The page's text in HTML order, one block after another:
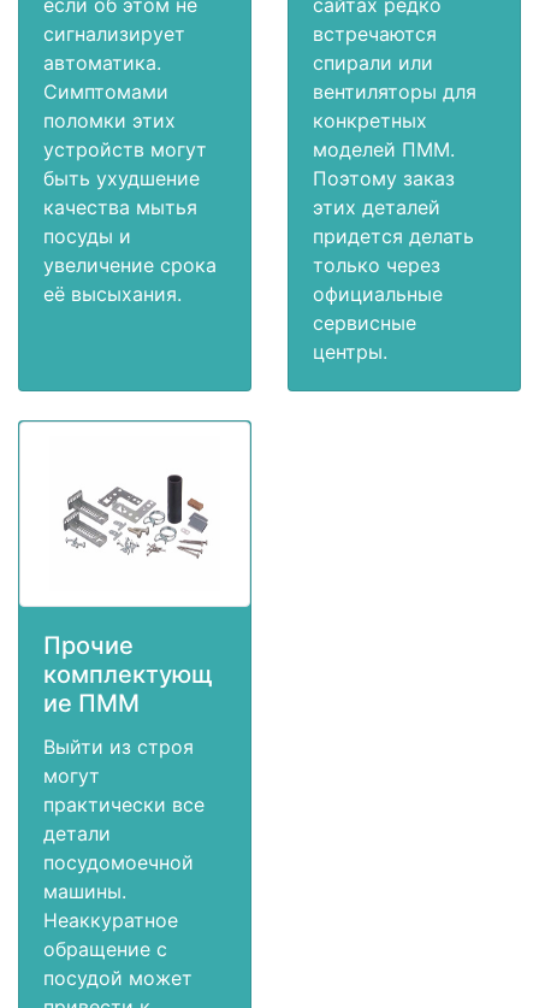
если об этом не
сигнализирует
автоматика.
Симптомами
поломки этих
устройств могут
быть ухудшение
качества мытья
посуды и
увеличение срока
её высыхания.
сайтах редко
встречаются
спирали или
вентиляторы для
конкретных
моделей ПММ.
Поэтому заказ
этих деталей
придется делать
только через
официальные
сервисные
центры.
Прочие
комплектующ
ие ПММ
Выйти из строя
могут
практически все
детали
посудомоечной
машины.
Неаккуратное
обращение с
посудой может